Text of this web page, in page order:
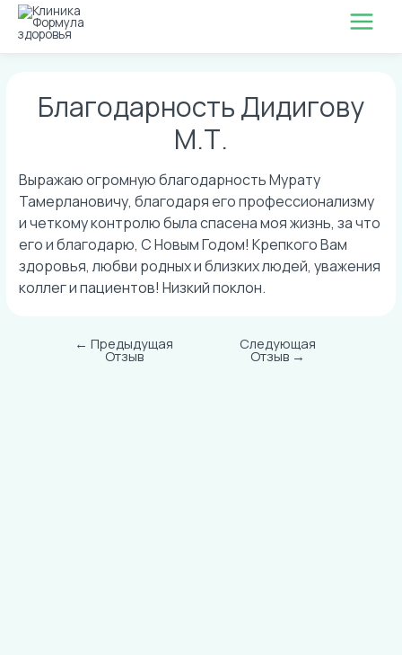
содержимому
Main
Благодарность Дидигову
М.Т.
Выражаю огромную благодарность Мурату
Тамерлановичу, благодаря его профессионализму
и четкому контролю была спасена моя жизнь, за что
его и благодарю, С Новым Годом! Крепкого Вам
здоровья, любви родных и близких людей, уважения
коллег и пациентов! Низкий поклон.
Навигация
← Предыдущая
Отзыв
Следующая
Отзыв →